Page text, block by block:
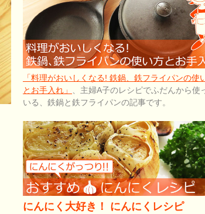
「料理がおいしくなる! 鉄鍋、鉄フライパンの使
とお手入れ」
、主婦A子のレシピでふだんから使
いる、鉄鍋と鉄フライパンの記事です。
にんにく大好き！ にんにくレシピ